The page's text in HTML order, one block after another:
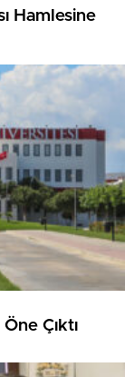
Hamlesine
Çıktı